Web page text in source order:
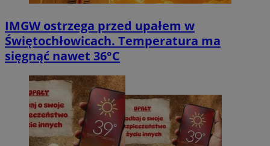
IMGW ostrzega przed upałem w
Świętochłowicach. Temperatura ma
sięgnąć nawet 36°C